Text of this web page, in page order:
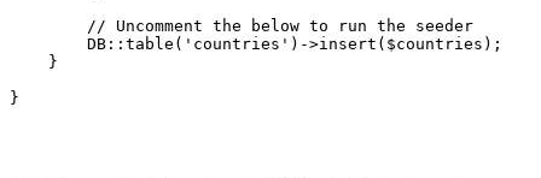
        // Uncomment the below to run the seeder
        DB::table('countries')->insert($countries);
    }